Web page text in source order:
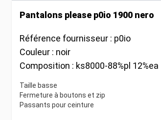
Pantalons please p0io 1900 nero
Référence fournisseur : p0io
Couleur : noir
Composition : ks8000-88%pl 12%ea
Taille basse
Fermeture à boutons et zip
Passants pour ceinture